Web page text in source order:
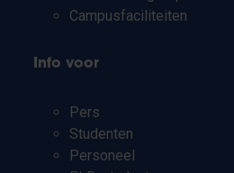
Campusfaciliteiten
Info voor
Pers
Studenten
Personeel